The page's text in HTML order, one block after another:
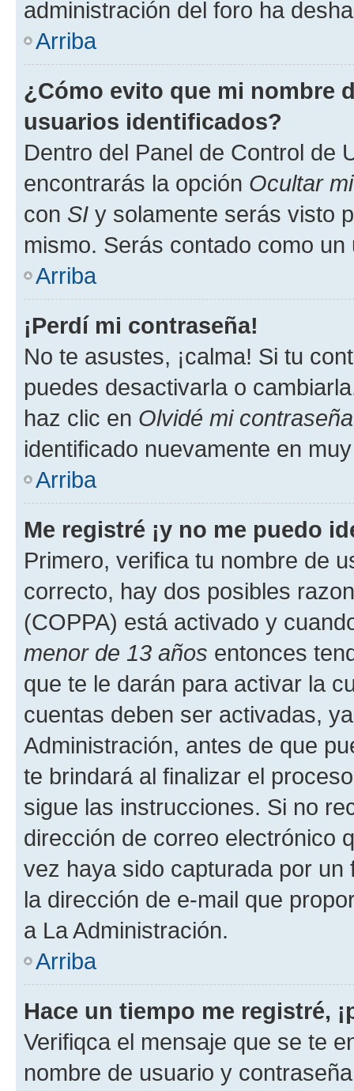
administración del foro ha
Arriba
¿Cómo evito que mi nombre
usuarios identificados?
Dentro del Panel de Control de
encontrarás la opción Ocultar
con SI y solamente serás visto
mismo. Serás contado como un
Arriba
¡Perdí mi contraseña!
No te asustes, ¡calma! Si tu
puedes desactivarla o
haz clic en Olvidé mi contraseña
identificado nuevamente en
Arriba
Me registré ¡y no me puedo
Primero, verifica tu nombre de
correcto, hay dos posibles
(COPPA) está activado y
menor de 13 años entonces
que te le darán para activar la
cuentas deben ser activadas,
Administración, antes de que
te brindará al finalizar el
sigue las instrucciones. Si no
dirección de correo electrónico
vez haya sido capturada por
la dirección de e-mail que
a La Administración.
Arriba
Hace un tiempo me registré,
Verifiqca el mensaje que se te
nombre de usuario y